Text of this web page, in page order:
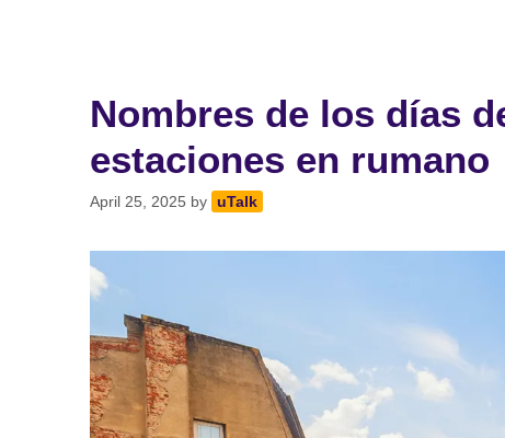
Nombres de los días
estaciones en rumano
April 25, 2025 by uTalk